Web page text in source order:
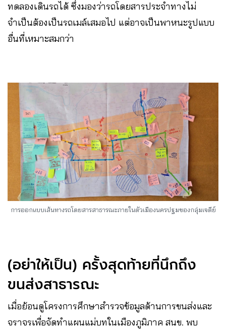
ทดลองเดินรถได้ ซึ่งมองว่ารถโดยสารประจำทางไม่
จำเป็นต้องเป็นรถเมล์เสมอไป แต่อาจเป็นพาหนะรูปแบบ
อื่นที่เหมาะสมกว่า
การออกแบบเส้นทางรถโดยสารสาธารณะภายในตัวเมืองนครปฐมของกลุ่มเจดีย์
(อย่าให้เป็น) ครั้งสุดท้ายที่นึกถึง
ขนส่งสาธารณะ
เมื่อย้อนดูโครงการศึกษาสำรวจข้อมูลด้านการขนส่งและ
จราจรเพื่อจัดทำแผนแม่บทในเมืองภูมิภาค สนข. พบ